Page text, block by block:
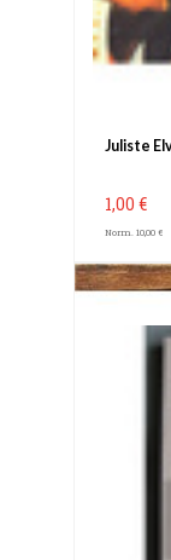
Juliste
1,00 €
Norm. 10,00 €